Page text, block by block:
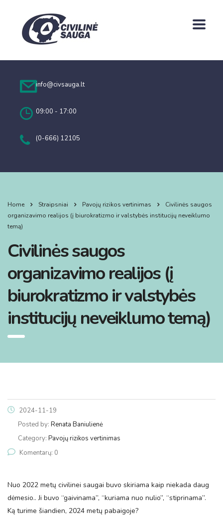
info@civsauga.lt
09:00 - 17:00
(0-666) 12105
Home Straipsniai Pavojų rizikos vertinimas
Civilinės saugos
organizavimo realijos (į biurokratizmo ir valstybės institucijų neveiklumo
temą)
Civilinės saugos
organizavimo realijos (į
biurokratizmo ir valstybės
institucijų neveiklumo temą)
2024-11-19
Posted by: Renata Baniulienė
Category: Pavojų rizikos vertinimas
Komentarų: 0
Nuo 2022 metų civilinei saugai buvo skiriama kaip niekada daug
dėmesio.. Ji buvo “gaivinama”, “kuriama nuo nulio”, “stiprinama”.
Ką turime šiandien, 2024 metų pabaigoje?